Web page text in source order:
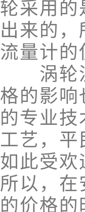
轮采用的
出来的
流量计的
涡轮流
格的影响
的专业
工艺，
如此受欢
所以，
的价格